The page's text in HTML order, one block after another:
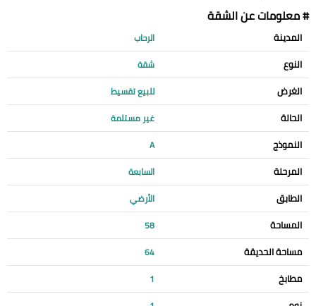
# معلومات عن الشقة
المدينة الرحاب
النوع شقة
الغرض للبيع تقسيط
الحالة غير مستلمة
النموذج A
المرحلة السابعة
الطابق الأرضي
المساحة 58
مساحة الحديقة 64
مطابخ 1